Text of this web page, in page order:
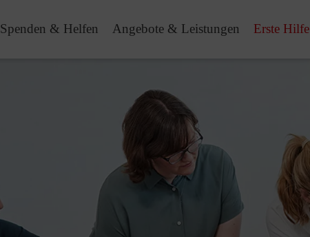
Spenden & Helfen Angebote & Leistungen Erste Hilfe